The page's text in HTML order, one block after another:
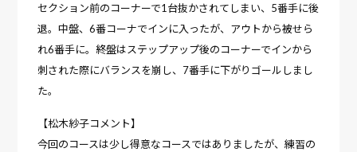
セクション前のコーナーで1台抜かされてしまい、5番手に後
退。中盤、6番コーナでインに入ったが、アウトから被せら
れ6番手に。終盤はステップアップ後のコーナーでインから
刺された際にバランスを崩し、7番手に下がりゴールしまし
た。
【松木紗子コメント】
今回のコースは少し得意なコースではありましたが、練習の